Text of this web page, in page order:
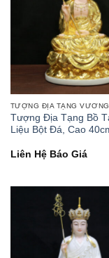
TƯỢNG ĐỊA TẠNG
Tượng Địa Tạng Bồ
Liệu Bột Đá, Cao
Liên Hệ Báo Giá